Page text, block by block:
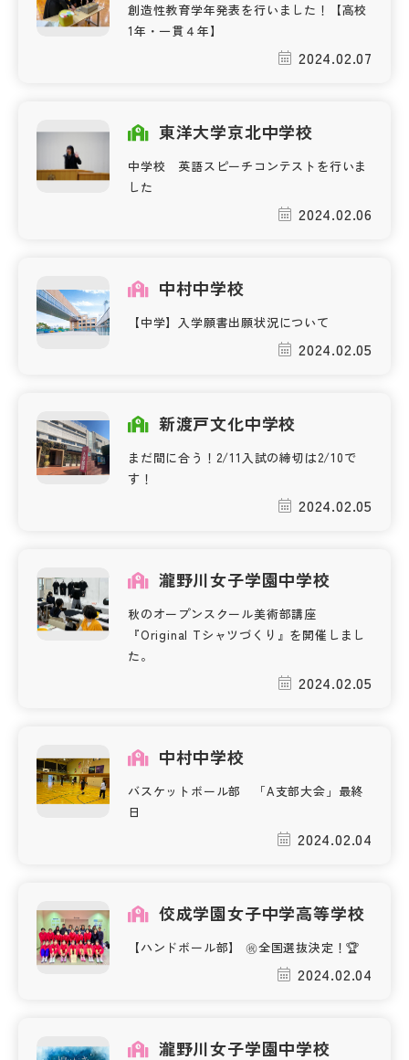
NettyLandかわら版
お問い合わせ
個人情報保護方針
運営会社
創造性教育学年発表を行いました！【高校
1年・一貫４年】
2024.02.07
東洋大学京北中学校
中学校 英語スピーチコンテストを行いま
した
2024.02.06
中村中学校
【中学】入学願書出願状況について
2024.02.05
新渡戸文化中学校
まだ間に合う！2/11入試の締切は2/10で
す！
2024.02.05
瀧野川女子学園中学校
秋のオープンスクール美術部講座
『Original Tシャツづくり』を開催しまし
た。
2024.02.05
中村中学校
バスケットボール部 「A支部大会」最終
日
2024.02.04
佼成学園女子中学高等学校
【ハンドボール部】 ㊗️全国選抜決定！🏆
2024.02.04
瀧野川女子学園中学校